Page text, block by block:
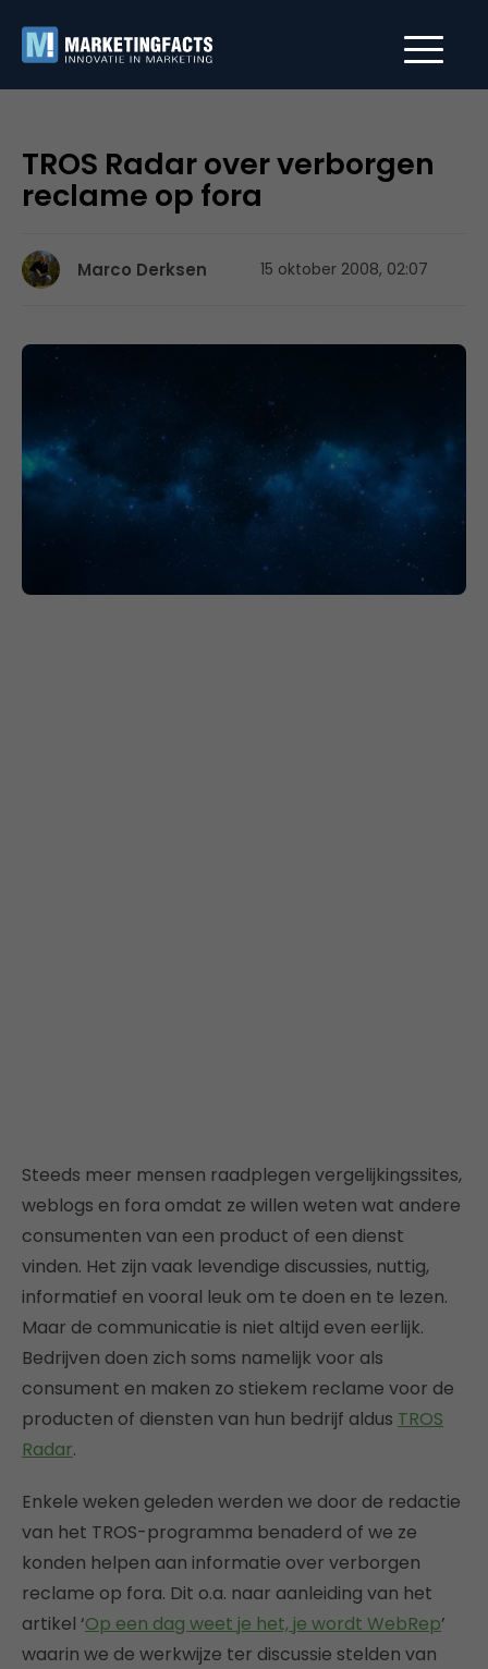
TROS Radar over verborgen
reclame op fora
Marco Derksen 15 oktober 2008, 02:07
Steeds meer mensen raadplegen vergelijkingssites,
weblogs en fora omdat ze willen weten wat andere
consumenten van een product of een dienst
vinden. Het zijn vaak levendige discussies, nuttig,
informatief en vooral leuk om te doen en te lezen.
Maar de communicatie is niet altijd even eerlijk.
Bedrijven doen zich soms namelijk voor als
consument en maken zo stiekem reclame voor de
producten of diensten van hun bedrijf aldus TROS
Radar.
Enkele weken geleden werden we door de redactie
van het TROS-programma benaderd of we ze
konden helpen aan informatie over verborgen
reclame op fora. Dit o.a. naar aanleiding van het
artikel ‘Op een dag weet je het, je wordt WebRep’
waarin we de werkwijze ter discussie stelden van